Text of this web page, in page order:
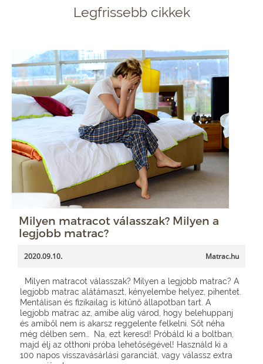
Legfrissebb cikkek
Milyen matracot válasszak? Milyen a
legjobb matrac?
2020.09.10. Matrac.hu
Milyen matracot válasszak? Milyen a legjobb matrac? A
legjobb matrac alátámaszt, kényelembe helyez, pihentet.
Mentálisan és fizikailag is kitűnő állapotban tart. A
legjobb matrac az, amibe alig várod, hogy belehuppanj
és amiből nem is akarsz reggelente felkelni. Sőt néha
még délben sem… Na, ezt keresd! Próbáld ki a boltban,
majd élj az otthoni próba lehetőségével! Használd ki a
100 napos visszavásárlási garanciát, vagy válassz extra